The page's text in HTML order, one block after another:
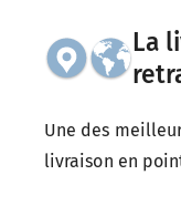
La
Une des
livraison en